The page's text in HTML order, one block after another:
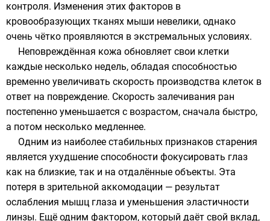
контроля. Изменения этих факторов в
кровообразующих тканях мыши невелики, однако
очень чётко проявляются в экстремальных условиях.
Неповреждённая кожа обновляет свои клетки
каждые несколько недель, обладая способностью
временно увеличивать скорость производства клеток в
ответ на повреждение. Скорость залечивания ран
постепенно уменьшается с возрастом, сначала быстро,
а потом несколько медленнее.
Одним из наиболее стабильных признаков старения
является ухудшение способности фокусировать глаз
как на близкие, так и на отдалённые объекты. Эта
потеря в зрительной аккомодации — результат
ослабления мышц глаза и уменьшения эластичности
линзы. Ещё одним фактором, который даёт свой вклад,